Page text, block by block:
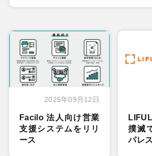
2025年09月12日
Facilo 法人向け営業
支援システムをリリ
ース
撲滅
パレ